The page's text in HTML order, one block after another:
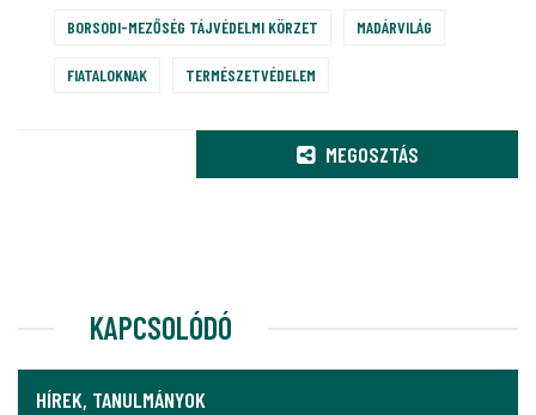
BORSODI-MEZŐSÉG TÁJVÉDELMI KÖRZET MADÁRVILÁG
FIATALOKNAK TERMÉSZETVÉDELEM
MEGOSZTÁS
KAPCSOLÓDÓ
HÍREK, TANULMÁNYOK